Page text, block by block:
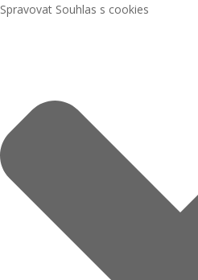
Spravovat Souhlas s cookies